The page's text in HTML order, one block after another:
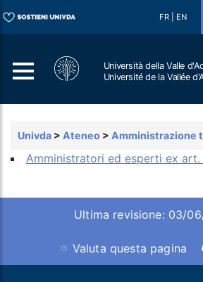
FR EN
Università della Valle
Université de la Vallée
Univda > Ateneo > Amministrazione
Amministratori ed esperti ex
Ultima revisione: 03/
Valuta questa pagina